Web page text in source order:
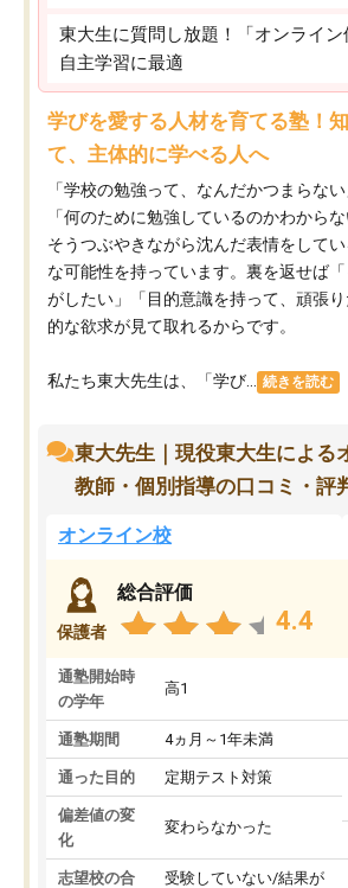
東大生に質問し放題！「オンライ
自主学習に最適
学びを愛する人材を育てる塾！
て、主体的に学べる人へ
「学校の勉強って、なんだかつまらない
「何のために勉強しているのかわからな
そうつぶやきながら沈んだ表情をして
な可能性を持っています。裏を返せば
がしたい」「目的意識を持って、頑張
的な欲求が見て取れるからです。
私たち東大先生は、「学び... 続きを読む
東大先生｜現役東大生による
教師・個別指導の口コミ・評
オンライン校
保護者
総合評価
4.4
通塾開始時
の学年
高1
通塾期間 4ヵ月～1年未満
通った目的 定期テスト対策
偏差値の変
化
変わらなかった
志望校の合
受験していない/結果が